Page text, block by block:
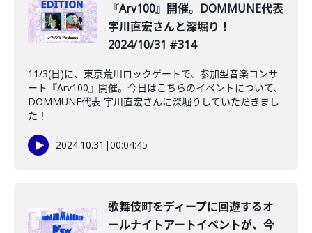
『Arv100』開催。DOMMUNE代表
宇川直宏さんと深堀り！
2024/10/31 #314
11/3(日)に、東京荒川ロックゲートで、参加型音楽コンサ
ート『Arv100』開催。今日はこちらのイベントについて、
DOMMUNE代表 宇川直宏さんに深堀りしていただきまし
た！
2024.10.31 |00:04:45
歌舞伎町をディープに回遊するオ
ールナイトアートイベントが、今